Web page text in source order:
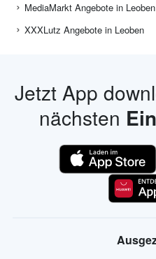
MediaMarkt Angebote in Leoben
XXXLutz Angebote in Leoben
Jetzt App
nächsten